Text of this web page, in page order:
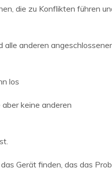
die zu Konflikten führen
alle anderen
los
keine anderen
Gerät finden, das das